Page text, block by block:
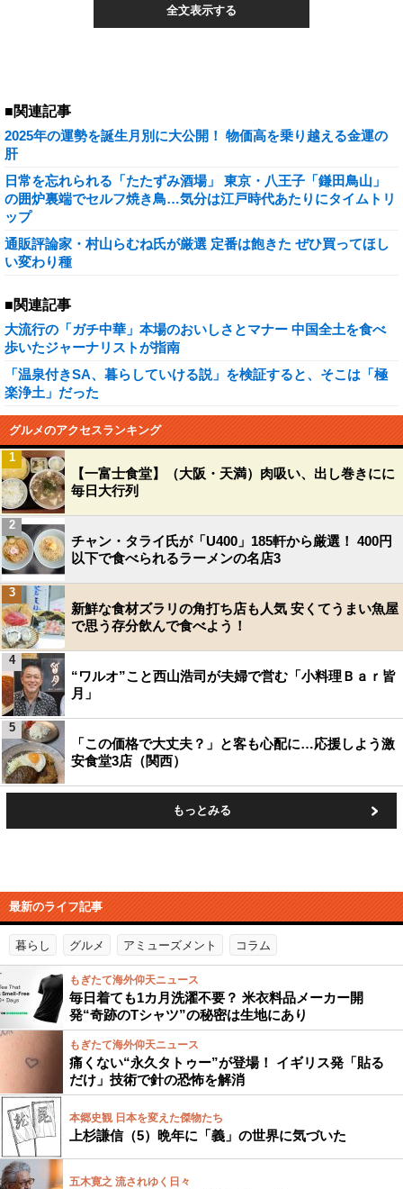
全文表示する
■関連記事
2025年の運勢を誕生月別に大公開！ 物価高を乗り越える金運の
肝
日常を忘れられる「たたずみ酒場」 東京・八王子「鎌田鳥山」
の囲炉裏端でセルフ焼き鳥…気分は江戸時代あたりにタイムトリ
ップ
通販評論家・村山らむね氏が厳選 定番は飽きた ぜひ買ってほし
い変わり種
■関連記事
大流行の「ガチ中華」本場のおいしさとマナー 中国全土を食べ
歩いたジャーナリストが指南
「温泉付きSA、暮らしていける説」を検証すると、そこは「極
楽浄土」だった
グルメのアクセスランキング
【一富士食堂】（大阪・天満）肉吸い、出し巻きにに
毎日大行列
1
チャン・タライ氏が「U400」185軒から厳選！ 400円
以下で食べられるラーメンの名店3
2
新鮮な食材ズラリの角打ち店も人気 安くてうまい魚屋
で思う存分飲んで食べよう！
3
“ワルオ”こと西山浩司が夫婦で営む「小料理Ｂａｒ皆
月」
4
「この価格で大丈夫？」と客も心配に…応援しよう激
安食堂3店（関西）
5
もっとみる
最新のライフ記事
暮らし グルメ アミューズメント コラム
もぎたて海外仰天ニュース
毎日着ても1カ月洗濯不要？ 米衣料品メーカー開
発“奇跡のTシャツ”の秘密は生地にあり
もぎたて海外仰天ニュース
痛くない“永久タトゥー”が登場！ イギリス発「貼る
だけ」技術で針の恐怖を解消
本郷史観 日本を変えた傑物たち
上杉謙信（5）晩年に「義」の世界に気づいた
五木寛之 流されゆく日々